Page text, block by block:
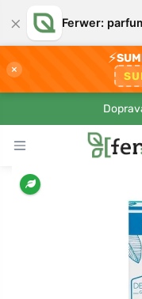
× Ferwer:
×
⚡